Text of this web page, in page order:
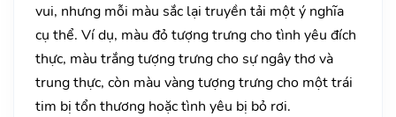
vui, nhưng mỗi màu sắc lại truyền tải một ý nghĩa
cụ thể. Ví dụ, màu đỏ tượng trưng cho tình yêu đích
thực, màu trắng tượng trưng cho sự ngây thơ và
trung thực, còn màu vàng tượng trưng cho một trái
tim bị tổn thương hoặc tình yêu bị bỏ rơi.